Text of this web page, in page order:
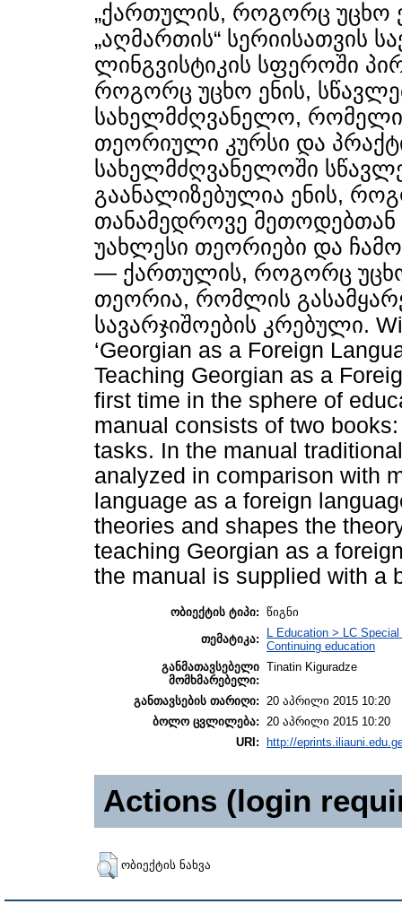
„ქართულის, როგორც უცხო
„აღმართის“ სერიისათვის
ლინგვისტიკის სფეროში
როგორც უცხო ენის,
სახელმძღვანელო,
თეორიული კურსი და
სახელმძღვანელოში
გაანალიზებულია ენის,
თანამედროვე
უახლესი თეორიები და
— ქართულის, როგორც
თეორია, რომლის
სავარჯიშოების კრებული.
‘Georgian as a Foreign
Teaching Georgian as a
first time in the sphere of
manual consists of two
tasks. In the manual
analyzed in comparison with
language as a foreign
theories and shapes the
teaching Georgian as a
the manual is supplied with a
ობიექტის ტიპი: წიგნი
თემატიკა:
L Education > LC
Continuing education
განმათავსებელი
მომხმარებელი:
Tinatin Kiguradze
განთავსების თარიღი:
20 აპრილი 2015 10:20
ბოლო ცვლილება:
20 აპრილი 2015 10:20
URI:
http://
Actions (login
ობიექტის ნახვა